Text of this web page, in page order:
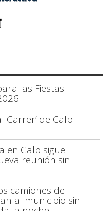
las Fiestas
Carrer’ de Calp
en Calp sigue
reunión sin
camiones de
al municipio sin